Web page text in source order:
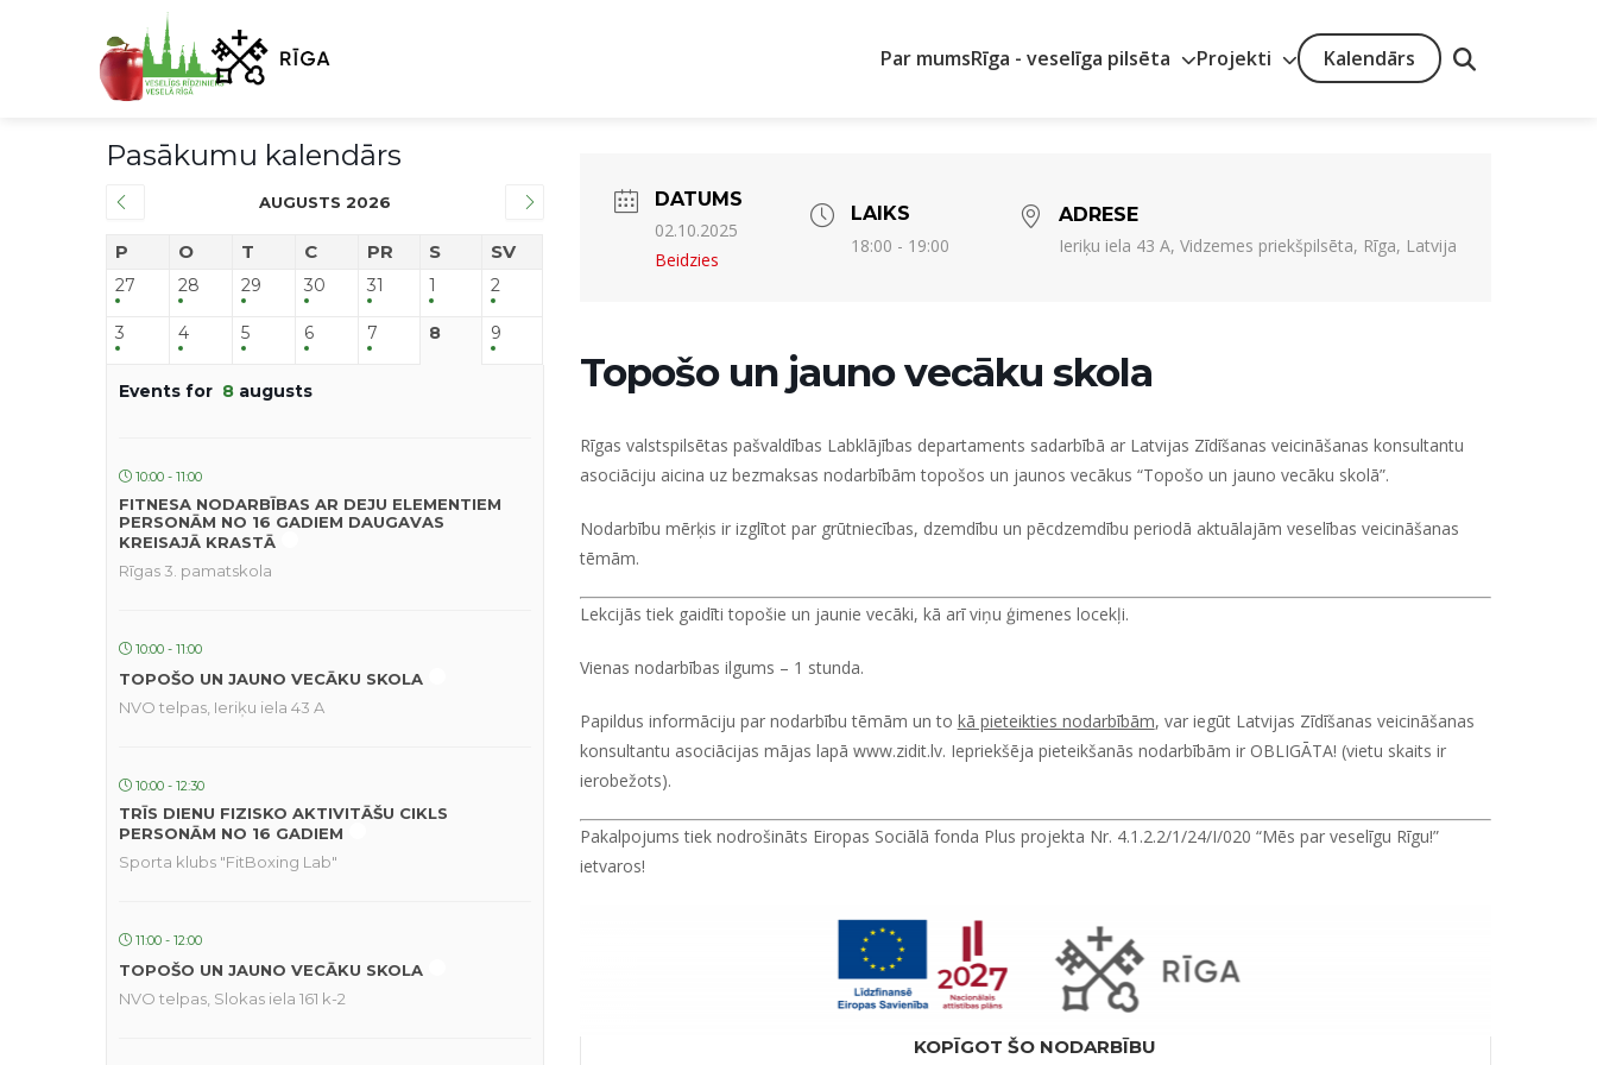
Par mumsRīga - veselīga pilsēta Projekti Kalendārs
Pasākumu kalendārs
AUGUSTS 2026
P O T C PR S SV
27 28 29 30 31 1 2
3 4 5 6 7 8 9
Events for 8 augusts
10:00 - 11:00
FITNESA NODARBĪBAS AR DEJU ELEMENTIEM
PERSONĀM NO 16 GADIEM DAUGAVAS
KREISAJĀ KRASTĀ
Rīgas 3. pamatskola
10:00 - 11:00
TOPOŠO UN JAUNO VECĀKU SKOLA
NVO telpas, Ieriķu iela 43 A
10:00 - 12:30
TRĪS DIENU FIZISKO AKTIVITĀŠU CIKLS
PERSONĀM NO 16 GADIEM
Sporta klubs "FitBoxing Lab"
11:00 - 12:00
TOPOŠO UN JAUNO VECĀKU SKOLA
NVO telpas, Slokas iela 161 k-2
DATUMS
02.10.2025
Beidzies
LAIKS
18:00 - 19:00
ADRESE
Ieriķu iela 43 A, Vidzemes priekšpilsēta, Rīga, Latvija
Topošo un jauno vecāku skola
Rīgas valstspilsētas pašvaldības Labklājības departaments sadarbībā arLatvijas Zīdīšanas veicināšanas konsultantu
asociāciju aicina uz bezmaksas nodarbībām topošos un jaunos vecākus “Topošo un jauno vecāku skolā”.
Nodarbību mērķis ir izglītot par grūtniecības, dzemdību un pēcdzemdību periodā aktuālajām veselības veicināšanas
tēmām.
Lekcijās tiek gaidīti topošie un jaunie vecāki, kā arī viņu ģimenes locekļi.
Vienas nodarbības ilgums – 1 stunda.
Papildus informāciju par nodarbību tēmām un to kā pieteikties nodarbībām, var iegūt Latvijas Zīdīšanas veicināšanas
konsultantu asociācijas mājas lapā www.zidit.lv. Iepriekšēja pieteikšanās nodarbībām ir OBLIGĀTA! (vietu skaits ir
ierobežots).
Pakalpojums tiek nodrošināts Eiropas Sociālā fonda Plus projekta Nr. 4.1.2.2/1/24/I/020 “Mēs par veselīgu Rīgu!”
ietvaros!
KOPĪGOT ŠO NODARBĪBU